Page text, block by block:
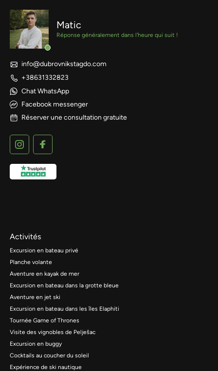
Matic
Réponse généralement dans l'heure qui suit !
info@dubrovnikstagdo.com
+38631332823
Chat WhatsApp
Facebook messenger
Réserver une consultation gratuite
Activités
Excursion en bateau privé
Planche volante
Aventure en kayak de mer
Excursion en bateau dans la grotte bleue
Aventure en jet ski
Excursion en bateau dans les îles Elaphiti
Tournée Game of Thrones
Visite des vignobles de Pelješac
Excursion en buggy
Cocktails au coucher du soleil
Expérience de ski nautique